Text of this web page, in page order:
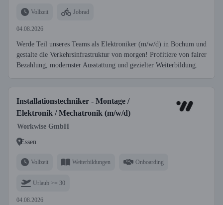
Vollzeit Jobrad
04.08.2026
Werde Teil unseres Teams als Elektroniker (m/w/d) in Bochum und
gestalte die Verkehrsinfrastruktur von morgen! Profitiere von fairer
Bezahlung, modernster Ausstattung und gezielter Weiterbildung.
Installationstechniker - Montage /
Elektronik / Mechatronik (m/w/d)
Workwise GmbH
Essen
Vollzeit Weiterbildungen Onboarding
Urlaub >= 30
04.08.2026